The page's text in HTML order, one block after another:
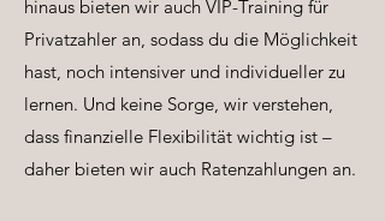
hinaus bieten wir auch VIP-Training für
Privatzahler an, sodass du die Möglichkeit
hast, noch intensiver und individueller zu
lernen. Und keine Sorge, wir verstehen,
dass finanzielle Flexibilität wichtig ist –
daher bieten wir auch Ratenzahlungen an.